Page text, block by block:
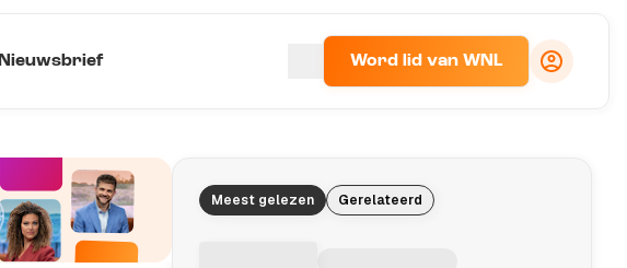
Nieuwsbrief Word lid van WNL
Meest gelezen Gerelateerd